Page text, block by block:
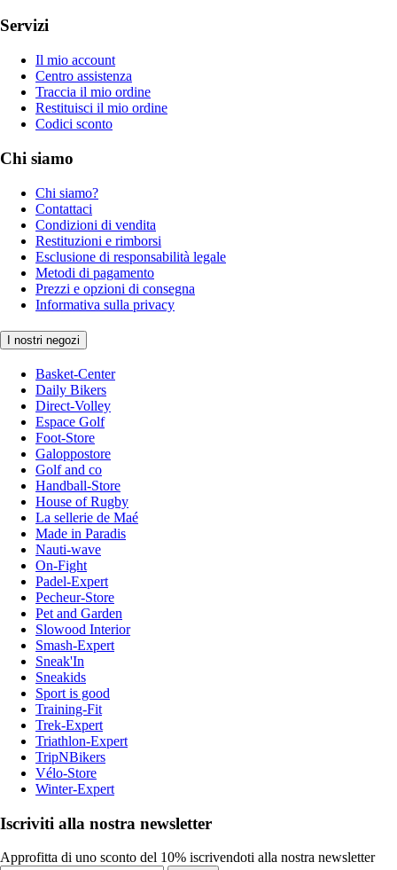
Servizi
Il mio account
Centro assistenza
Traccia il mio ordine
Restituisci il mio ordine
Codici sconto
Chi siamo
Chi siamo?
Contattaci
Condizioni di vendita
Restituzioni e rimborsi
Esclusione di responsabilità legale
Metodi di pagamento
Prezzi e opzioni di consegna
Informativa sulla privacy
I nostri negozi
Basket-Center
Daily Bikers
Direct-Volley
Espace Golf
Foot-Store
Galoppostore
Golf and co
Handball-Store
House of Rugby
La sellerie de Maé
Made in Paradis
Nauti-wave
On-Fight
Padel-Expert
Pecheur-Store
Pet and Garden
Slowood Interior
Smash-Expert
Sneak'In
Sneakids
Sport is good
Training-Fit
Trek-Expert
Triathlon-Expert
TripNBikers
Vélo-Store
Winter-Expert
Iscriviti alla nostra newsletter
Approfitta di uno sconto del 10% iscrivendoti alla nostra newsletter